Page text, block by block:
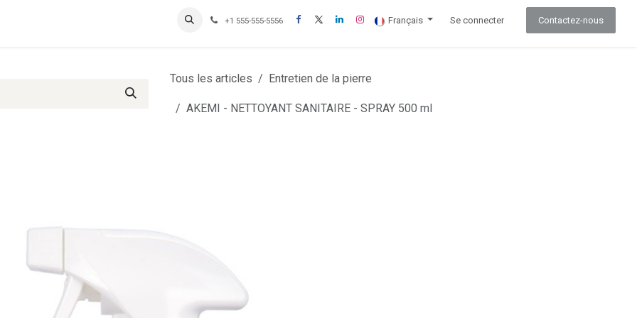
Inscription Clients professionnels+1 555-555-5556 Français Se connecter Contactez-nous
Tous les articles Entretien de la pierre
AKEMI - NETTOYANT SANITAIRE - SPRAY 500 ml